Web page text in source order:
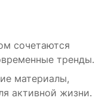
сочетаются
тренды.
материалы,
активной жизни.